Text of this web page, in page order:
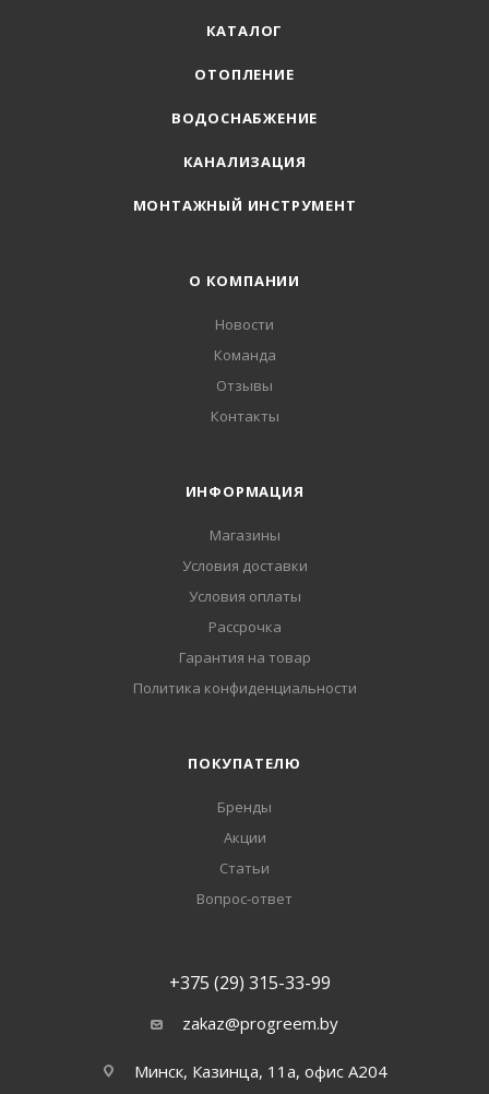
КАТАЛОГ
ОТОПЛЕНИЕ
ВОДОСНАБЖЕНИЕ
КАНАЛИЗАЦИЯ
МОНТАЖНЫЙ ИНСТРУМЕНТ
О КОМПАНИИ
Новости
Команда
Отзывы
Контакты
ИНФОРМАЦИЯ
Магазины
Условия доставки
Условия оплаты
Рассрочка
Гарантия на товар
Политика конфиденциальности
ПОКУПАТЕЛЮ
Бренды
Акции
Статьи
Вопрос-ответ
+375 (29) 315-33-99
zakaz@progreem.by
Минск, Казинца, 11а, офис А204